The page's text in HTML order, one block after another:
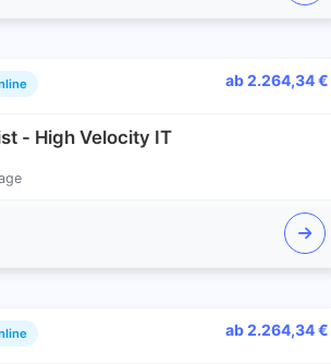
ab 2.264,34 €
- High Velocity IT
ab 2.264,34 €